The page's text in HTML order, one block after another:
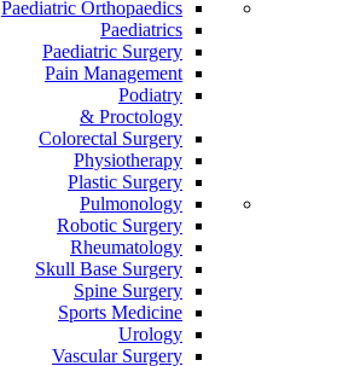
Paediatric Orthopaedics
Paediatrics
Paediatric Surgery
Pain Management
Podiatry
Proctology &
Colorectal Surgery
Physiotherapy
Plastic Surgery
Pulmonology
Robotic Surgery
Rheumatology
Skull Base Surgery
Spine Surgery
Sports Medicine
Urology
Vascular Surgery